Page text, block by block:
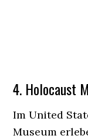
4. Holocaust
Im United
Museum